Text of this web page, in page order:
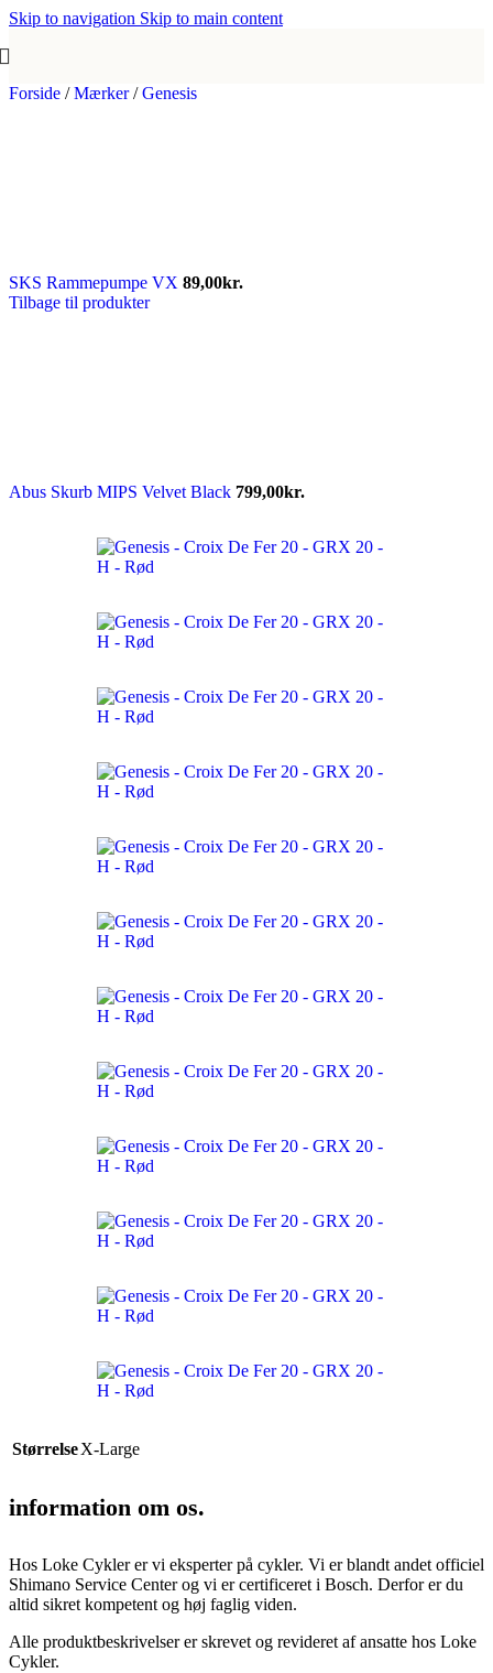
Skip to navigation Skip to main content
Forside / Mærker/ Genesis
SKS Rammepumpe VX 89,00kr.
Tilbage til produkter
Abus Skurb MIPS Velvet Black 799,00kr.
StørrelseX-Large
information om os.
Hos Loke Cykler er vi eksperter på cykler. Vi er blandt andet officiel
Shimano Service Center og vi er certificeret i Bosch. Derfor er du
altid sikret kompetent og høj faglig viden.
Alle produktbeskrivelser er skrevet og revideret af ansatte hos Loke
Cykler.